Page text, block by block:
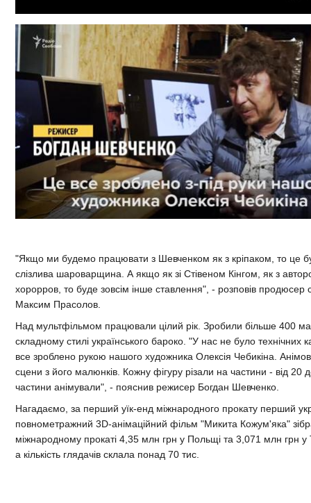
"Якщо ми будемо працювати з Шевченком як з кріпаком, то це
слізлива шароварщина. А якщо як зі Стівеном Кінгом, як з
хорорров, то буде зовсім інше ставлення", - розповів продюсер
Максим Прасолов.
Над мультфільмом працювали цілий рік. Зробили більше 400
складному стилі українського бароко. "У нас не було технічних
все зроблено рукою нашого художника Олексія Чебикіна.
сцени з його малюнків. Кожну фігуру різали на частини - від 20
частини анімували", - пояснив режисер Богдан Шевченко.
Нагадаємо, за перший уїк-енд міжнародного прокату перший
повнометражний 3D-анімаційний фільм "Микита Кожум'яка"
міжнародному прокаті 4,35 млн грн у Польщі та 3,071 млн грн у
а кількість глядачів склала понад 70 тис.